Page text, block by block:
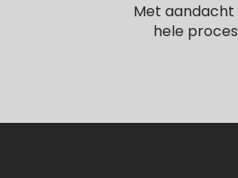
Met aandacht
hele